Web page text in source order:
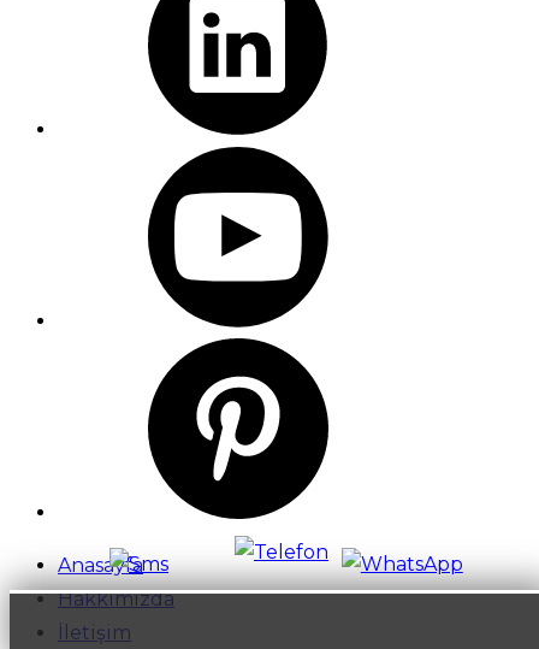
Anasayfa
Hakkımızda
İletişim